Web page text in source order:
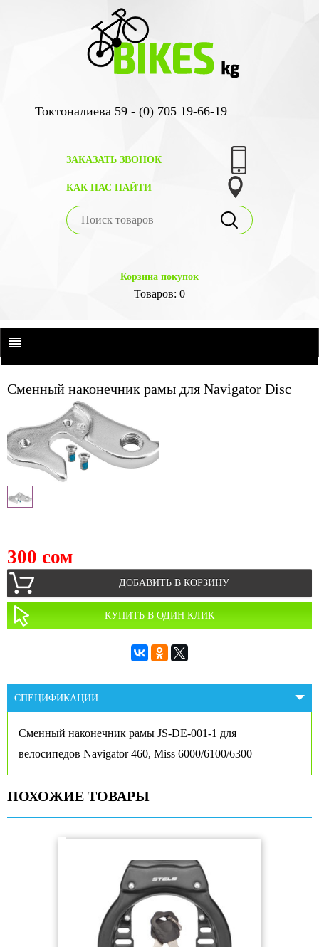
Токтоналиева 59 - (0) 705 19-66-19
ЗАКАЗАТЬ ЗВОНОК
КАК НАС НАЙТИ
Корзина покупок
Товаров: 0
Сменный наконечник рамы для Navigator Disc
300 сом
ДОБАВИТЬ В КОРЗИНУ
КУПИТЬ В ОДИН КЛИК
СПЕЦИФИКАЦИИ
Сменный наконечник рамы JS-DE-001-1 для
велосипедов Navigator 460, Miss 6000/6100/6300
ПОХОЖИЕ ТОВАРЫ